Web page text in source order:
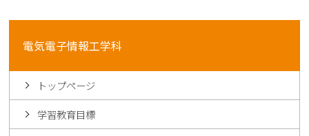
電気電子情報工学科
トップページ
学習教育目標